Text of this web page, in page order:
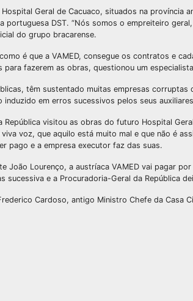
Geral de Cacuaco, situados na província
portuguesa DST. “Nós somos o empreiteiro
do grupo bracarense.
é que a VAMED, consegue os contratos e
fazerem as obras, questionou um
têm sustentado muitas empresas
induzido em erros sucessivos pelos seus
República visitou as obras do futuro Hospital
voz, que aquilo está muito mal e que não é
pago e a empresa executor faz das suas.
João Lourenço, a austríaca VAMED vai pagar
sucessiva e a Procuradoria-Geral da República
Cardoso, antigo Ministro Chefe da Casa